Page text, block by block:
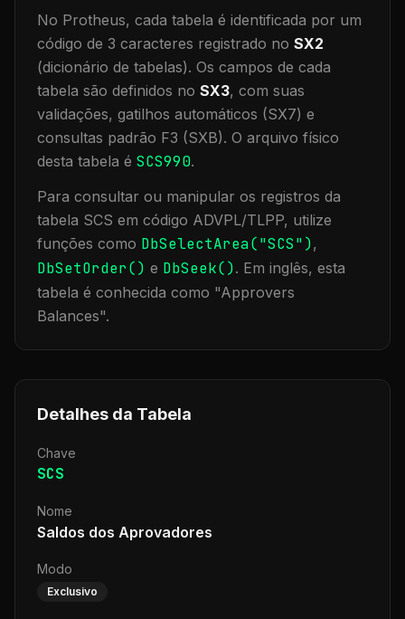
No Protheus, cada tabela é identificada por um
código de 3 caracteres registrado no SX2
(dicionário de tabelas). Os campos de cada
tabela são definidos no SX3, com suas
validações, gatilhos automáticos (SX7) e
consultas padrão F3 (SXB). O arquivo físico
desta tabela é SCS990.
Para consultar ou manipular os registros da
tabela SCS em código ADVPL/TLPP, utilize
funções como DbSelectArea("SCS"),
DbSetOrder() e DbSeek(). Em inglês, esta
tabela é conhecida como "Approvers
Balances".
Detalhes da Tabela
Chave
SCS
Nome
Saldos dos Aprovadores
Modo
Exclusivo